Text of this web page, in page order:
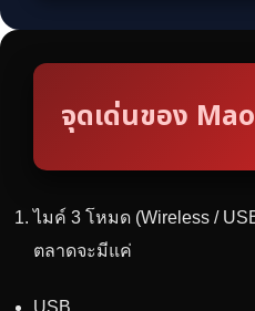
จุดเด่นของ
ไมค์ 3 โหมด (Wireless /
ตลาดจะมีแค่
USB